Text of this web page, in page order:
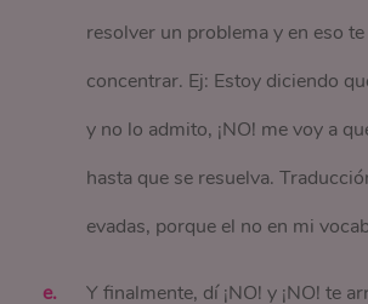
resolver un problema y en eso te
concentrar. Ej: Estoy diciendo
y no lo admito, ¡NO! me voy a
hasta que se resuelva.
evadas, porque el no en mi
Y finalmente, dí ¡NO! y ¡NO! te